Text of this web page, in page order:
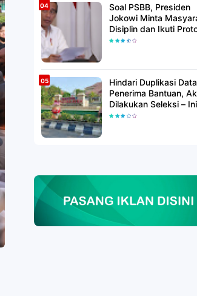
Soal PSBB, Presiden
Jokowi Minta
Disiplin dan Ikuti
Kesehatan
Hindari Duplikasi Data
Penerima Bantuan,
Dilakukan Seleksi – Ini
Penjelasanya